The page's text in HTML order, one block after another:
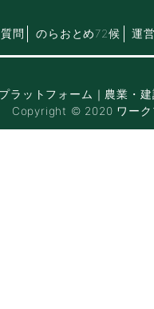
問 のらおとめ72候 運
ラットフォーム｜農業・
Copyright © 2020 ワーク